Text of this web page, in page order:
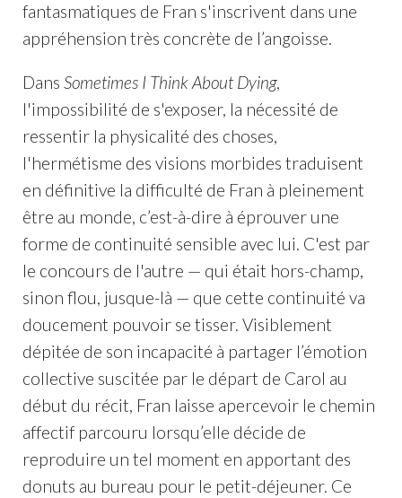
fantasmatiques de Fran s'inscrivent dans une
appréhension très concrète de l’angoisse.
Dans Sometimes I Think About Dying,
l'impossibilité de s'exposer, la nécessité de
ressentir la physicalité des choses,
l'hermétisme des visions morbides traduisent
en définitive la difficulté de Fran à pleinement
être au monde, c’est-à-dire à éprouver une
forme de continuité sensible avec lui. C'est par
le concours de l'autre — qui était hors-champ,
sinon flou, jusque-là — que cette continuité va
doucement pouvoir se tisser. Visiblement
dépitée de son incapacité à partager l’émotion
collective suscitée par le départ de Carol au
début du récit, Fran laisse apercevoir le chemin
affectif parcouru lorsqu’elle décide de
reproduire un tel moment en apportant des
donuts au bureau pour le petit-déjeuner. Ce